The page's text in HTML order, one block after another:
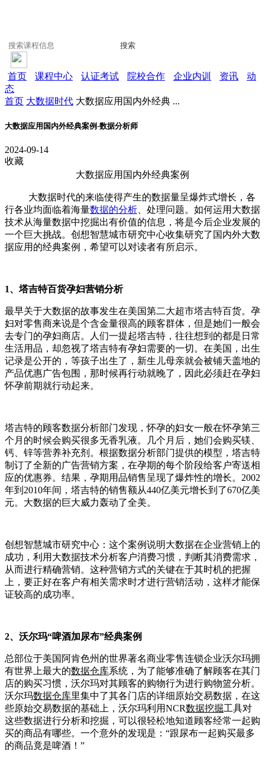
搜索
首页 课程中心 认证考试 院校合作 企业内训 资讯
动
态
首页 大数据时代 大数据应用国内外经典 ...
大数据应用国内外经典案例-数据分析师
2024-09-14
收藏
大数据应用国内外经典案例
大数据时代的来临使得产生的数据量呈爆炸式增长，各
行各业均面临着海量数据的分析 、处理问题。如何运用大数据
技术从海量数据中挖掘出有价值的信息，将是今后企业发展的
一个巨大挑战。创想智慧城市研究中心收集研究了国内外大数
据应用的经典案例，希望可以对读者有所启示。
1、塔吉特百货孕妇营销分析
最早关于大数据的故事发生在美国第二大超市塔吉特百货。孕
妇对零售商来说是个含金量很高的顾客群体，但是她们一般会
去专门的孕妇商店。人们一提起塔吉特，往往想到的都是日常
生活用品，却忽视了塔吉特有孕妇需要的一切。在美国，出生
记录是公开的，等孩子出生了，新生儿母亲就会被铺天盖地的
产品优惠广告包围，那时候再行动就晚了，因此必须赶在孕妇
怀孕前期就行动起来。
塔吉特的顾客数据分析部门发现，怀孕的妇女一般在怀孕第三
个月的时候会购买很多无香乳液。几个月后，她们会购买镁、
钙、锌等营养补充剂。根据数据分析部门提供的模型，塔吉特
制订了全新的广告营销方案，在孕期的每个阶段给客户寄送相
应的优惠券。结果，孕期用品销售呈现了爆炸性的增长。2002
年到2010年间，塔吉特的销售额从440亿美元增长到了670亿美
元。大数据的巨大威力轰动了全美。
创想智慧城市研究中心：这个案例说明大数据在企业营销上的
成功，利用大数据技术分析客户消费习惯，判断其消费需求，
从而进行精确营销。这种营销方式的关键在于其时机的把握
上，要正好在客户有相关需求时才进行营销活动，这样才能保
证较高的成功率。
2、沃尔玛“啤酒加尿布”经典案例
总部位于美国阿肯色州的世界著名商业零售连锁企业沃尔玛拥
有世界上最大的数据仓库系统，为了能够准确了解顾客在其门
店的购买习惯，沃尔玛对其顾客的购物行为进行购物篮分析。
沃尔玛数据仓库里集中了其各门店的详细原始交易数据，在这
些原始交易数据的基础上，沃尔玛利用NCR数据挖掘工具对
这些数据进行分析和挖掘，可以很轻松地知道顾客经常一起购
买的商品有哪些。一个意外的发现是：“跟尿布一起购买最多
的商品竟是啤酒！”